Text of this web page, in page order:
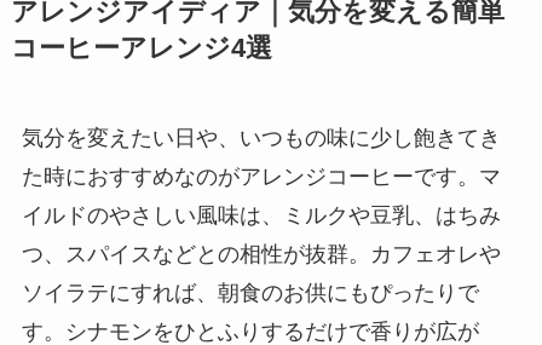
アレンジアイディア｜気分を変える簡単
コーヒーアレンジ4選
気分を変えたい日や、いつもの味に少し飽きてき
た時におすすめなのがアレンジコーヒーです。マ
イルドのやさしい風味は、ミルクや豆乳、はちみ
つ、スパイスなどとの相性が抜群。カフェオレや
ソイラテにすれば、朝食のお供にもぴったりで
す。シナモンをひとふりするだけで香りが広が